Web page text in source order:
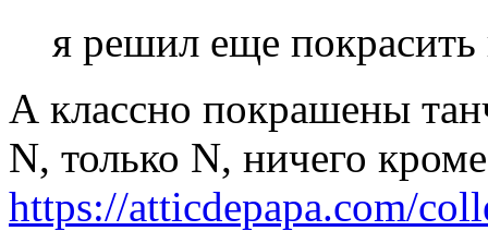
я решил еще покрасить
А классно покрашены
N, только N, ничего
https://atticdepapa.com/